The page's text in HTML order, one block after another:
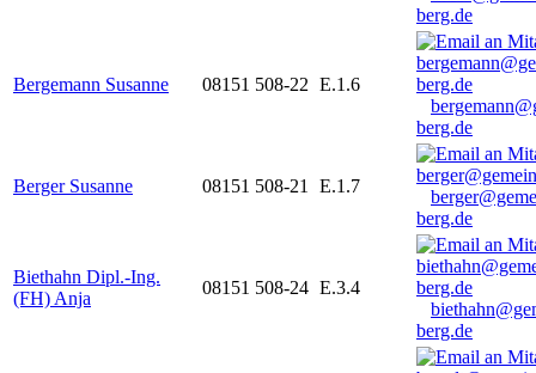
berg.de
Bergemann Susanne 08151 508-22 E.1.6
berg.de
Berger Susanne 08151 508-21 E.1.7
berg.de
Biethahn Dipl.-Ing.
(FH) Anja
08151 508-24 E.3.4
berg.de